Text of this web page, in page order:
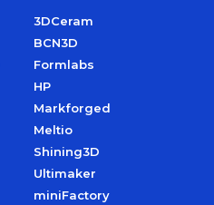
3DCeram
BCN3D
Formlabs
HP
Markforged
Meltio
Shining3D
Ultimaker
miniFactory